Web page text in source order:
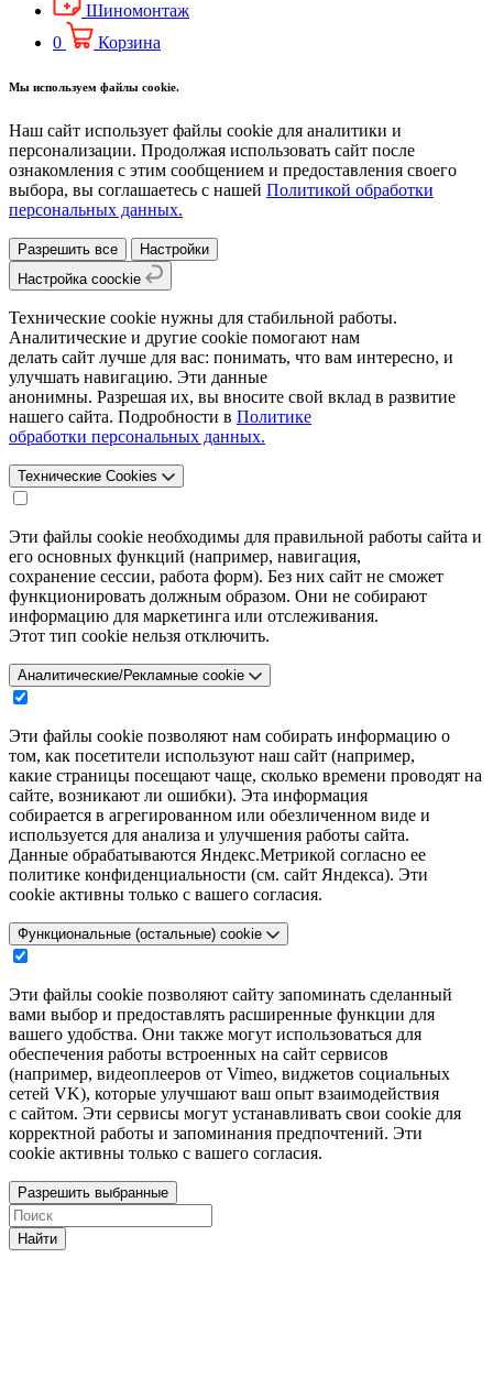
Шиномонтаж
0
Корзина
Мы используем файлы cookie.
Наш сайт использует файлы cookie для аналитики и
персонализации. Продолжая использовать сайт после
ознакомления с этим сообщением и предоставления своего
выбора, вы соглашаетесь с нашей Политикой обработки
персональных данных.
Разрешить все
Настройки
Настройка coockie
Технические cookie нужны для стабильной работы.
Аналитические и другие cookie помогают нам
делать сайт лучше для вас: понимать, что вам интересно, и
улучшать навигацию. Эти данные
анонимны. Разрешая их, вы вносите свой вклад в развитие
нашего сайта. Подробности в Политике
обработки персональных данных.
Технические Cookies
Эти файлы cookie необходимы для правильной работы сайта и
его основных функций (например, навигация,
сохранение сессии, работа форм). Без них сайт не сможет
функционировать должным образом. Они не собирают
информацию для маркетинга или отслеживания.
Этот тип cookie нельзя отключить.
Аналитические/Рекламные cookie
Эти файлы cookie позволяют нам собирать информацию о
том, как посетители используют наш сайт (например,
какие страницы посещают чаще, сколько времени проводят на
сайте, возникают ли ошибки). Эта информация
собирается в агрегированном или обезличенном виде и
используется для анализа и улучшения работы сайта.
Данные обрабатываются Яндекс.Метрикой согласно ее
политике конфиденциальности (см. сайт Яндекса). Эти
cookie активны только с вашего согласия.
Функциональные (остальные) cookie
Эти файлы cookie позволяют сайту запоминать сделанный
вами выбор и предоставлять расширенные функции для
вашего удобства. Они также могут использоваться для
обеспечения работы встроенных на сайт сервисов
(например, видеоплееров от Vimeo, виджетов социальных
сетей VK), которые улучшают ваш опыт взаимодействия
с сайтом. Эти сервисы могут устанавливать свои cookie для
корректной работы и запоминания предпочтений. Эти
cookie активны только с вашего согласия.
Разрешить выбранные
Найти